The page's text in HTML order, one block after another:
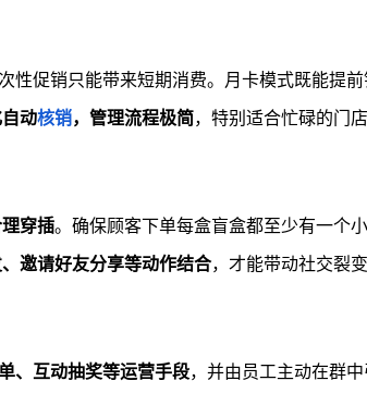
性促销只能带来短期消费。月卡模式既能提
动核销，管理流程极简，特别适合忙碌的门
穿插。确保顾客下单每盒盲盒都至少有一个
邀请好友分享等动作结合，才能带动社交裂
、互动抽奖等运营手段，并由员工主动在群